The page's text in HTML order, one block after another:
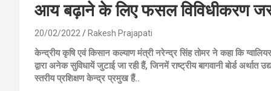
आय बढ़ाने के लिए फसल विविधीकरण
20/02/2022 Rakesh Prajapati
केन्द्रीय कृषि एवं किसान कल्याण मंत्री नरेन्द्र सिंह तोमर ने कहा कि
द्वारा अनेक सुविधायें जुटाई जा रही हैं, जिनमें राष्ट्रीय बागवानी बोर्ड अर्थात
स्तरीय प्रशिक्षण केन्द्र प्रमुख हैं..